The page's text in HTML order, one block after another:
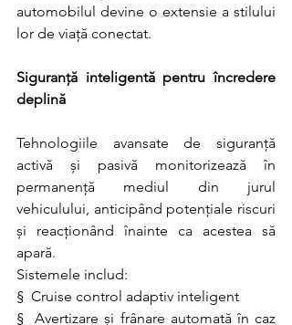
automobilul devine o extensie a stilului
lor de viață conectat.
Siguranță inteligentă pentru încredere
deplină
Tehnologiile avansate de siguranță
activă și pasivă monitorizează în
permanență mediul din jurul
vehiculului, anticipând potențiale riscuri
și reacționând înainte ca acestea să
apară.
Sistemele includ:
§  Cruise control adaptiv inteligent
§  Avertizare și frânare automată în caz